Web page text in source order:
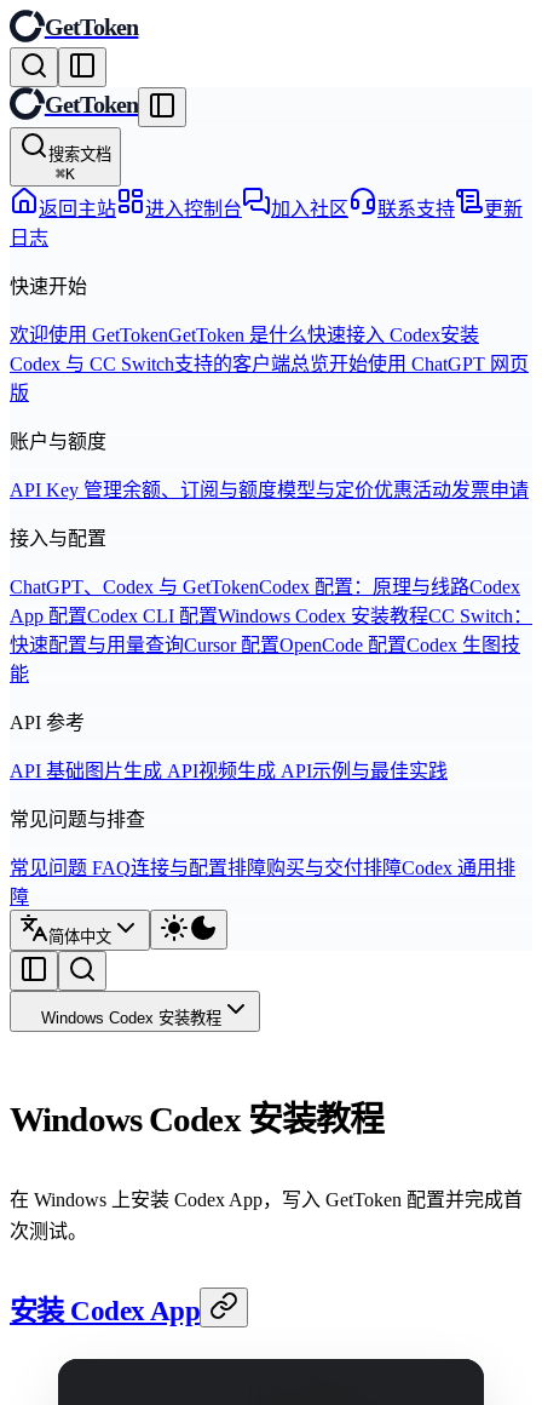
GetToken
GetToken
搜索文档
⌘K
返回主站 进入控制台 加入社区 联系支持
更新
日志
快速开始
欢迎使用 GetTokenGetToken 是什么快速接入 Codex安装
Codex 与 CC Switch支持的客户端总览开始使用 ChatGPT 网页
版
账户与额度
API Key 管理余额、订阅与额度模型与定价优惠活动发票申请
接入与配置
ChatGPT、Codex 与 GetTokenCodex 配置：原理与线路Codex
App 配置Codex CLI 配置Windows Codex 安装教程CC Switch：
快速配置与用量查询Cursor 配置OpenCode 配置Codex 生图技
能
API 参考
API 基础 图片生成 API视频生成 API示例与最佳实践
常见问题与排查
常见问题 FAQ连接与配置排障购买与交付排障Codex 通用排
障
简体中文
Windows Codex 安装教程
Windows Codex 安装教程
在 Windows 上安装 Codex App，写入 GetToken 配置并完成首
次测试。
安装 Codex App